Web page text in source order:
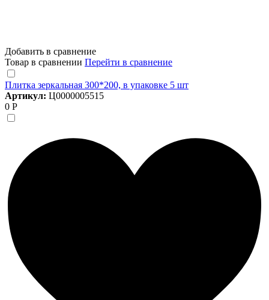
Добавить в сравнение
Товар в сравнении Перейти в сравнение
Плитка зеркальная 300*200, в упаковке 5 шт
Артикул: Ц0000005515
0 Р